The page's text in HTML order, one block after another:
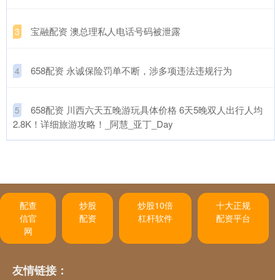
3 ​宝融配资 澳总理私人电话号码被泄露
4 ​658配资 永诚保险罚单不断，涉多项违法违规行为
5
​658配资 川西六天五晚游玩具体价格 6天5晚双人出行人均
2.8K！详细旅游攻略！_阿慧_亚丁_Day
配查
信官
网
炒股
配资
炒股10倍
杠杆软件
十大正规
配资平台
友情链接：